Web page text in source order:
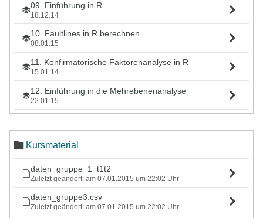
09. Einführung in R
18.12.14
10. Faultlines in R berechnen
08.01.15
11. Konfirmatorische Faktorenanalyse in R
15.01.14
12. Einführung in die Mehrebenenanalyse
22.01.15
29.01.15
Kursmaterial
daten_gruppe_1_t1t2
Zuletzt geändert: am 07.01.2015 um 22:02 Uhr
daten_gruppe3.csv
Zuletzt geändert: am 07.01.2015 um 22:02 Uhr